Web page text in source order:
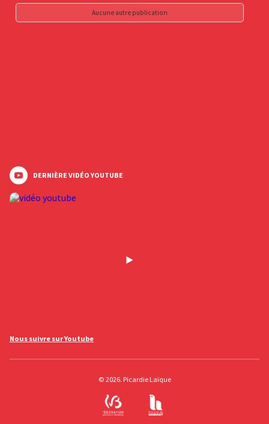
Aucune autre publication
DERNIÈRE VIDÉO YOUTUBE
Nous suivre sur Youtube
© 2026. Picardie Laïque